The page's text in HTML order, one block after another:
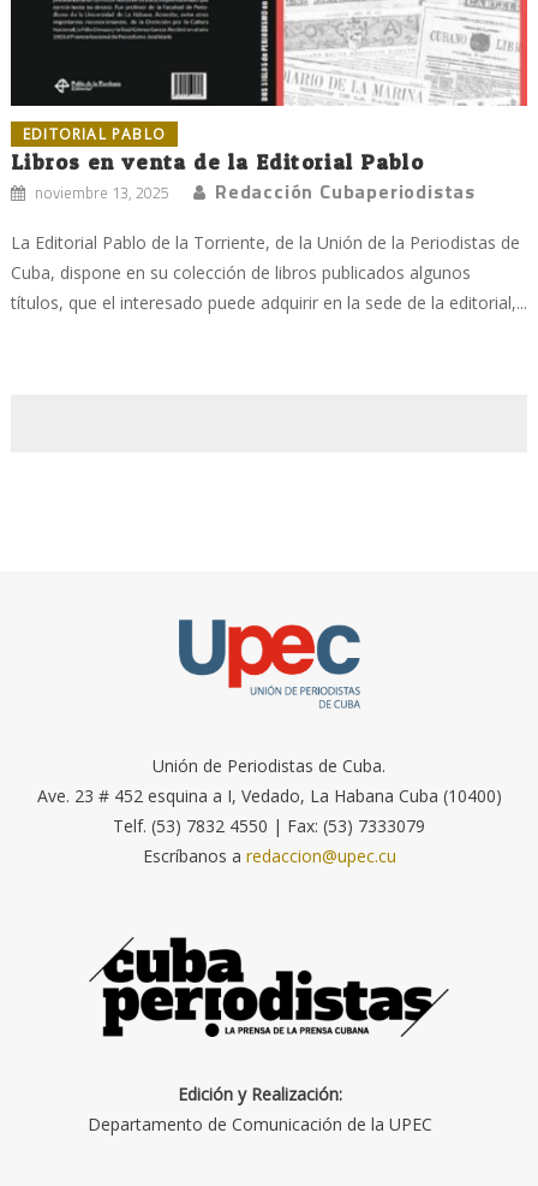
EDITORIAL PABLO
Libros en venta de la Editorial Pablo
noviembre 13, 2025 Redacción Cubaperiodistas
La Editorial Pablo de la Torriente, de la Unión de la Periodistas de
Cuba, dispone en su colección de libros publicados algunos
títulos, que el interesado puede adquirir en la sede de la editorial,...
Unión de Periodistas de Cuba.
Ave. 23 # 452 esquina a I, Vedado, La Habana Cuba (10400)
Telf. (53) 7832 4550 | Fax: (53) 7333079
Escríbanos a redaccion@upec.cu
Edición y Realización:
Departamento de Comunicación de la UPEC